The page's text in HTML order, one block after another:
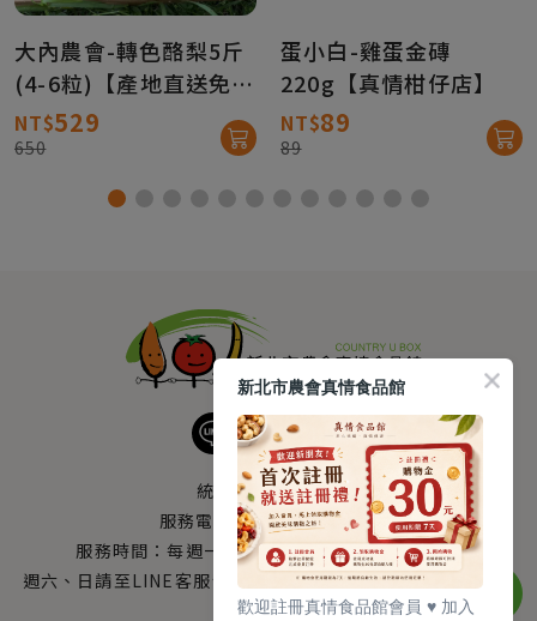
大內農會-轉色酪梨5斤
(4-6粒)【產地直送免
運】
NT$529
650
蛋小白-雞蛋金磚
220g【真情柑仔店】
NT$89
89
統編：33378005
服務電話：0800-666-980
服務時間：每週一至週五AM 8：10～PM 5：00
週六、日請至LINE客服留言 LINE@帳號搜尋：@uboxorg
新北市農會真情食品館
歡迎註冊真情食品館會員 ♥️ 加入